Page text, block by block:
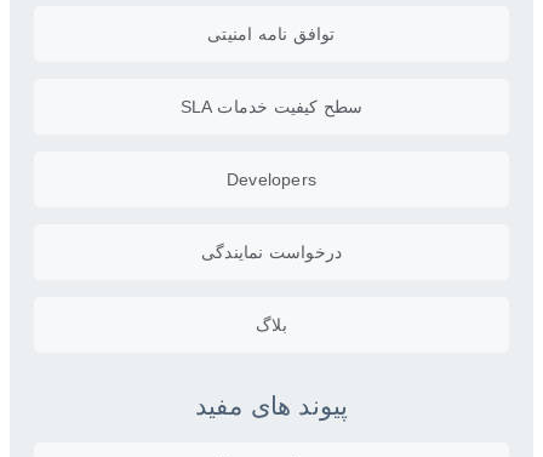
توافق نامه امنیتی
سطح کیفیت خدمات SLA
Developers
درخواست نمایندگی
بلاگ
پیوند های مفید